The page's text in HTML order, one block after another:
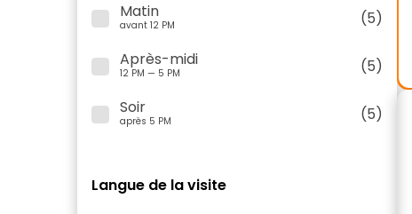
Matin
avant 12 PM
(5)
Après-midi
12 PM — 5 PM
(5)
Soir
après 5 PM (5)
Langue de la visite